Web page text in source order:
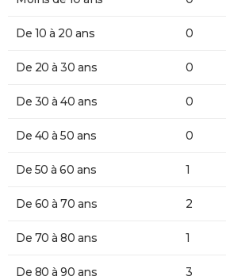
De 10 à 20 ans 0
De 20 à 30 ans 0
De 30 à 40 ans 0
De 40 à 50 ans 0
De 50 à 60 ans 1
De 60 à 70 ans 2
De 70 à 80 ans 1
De 80 à 90 ans 3